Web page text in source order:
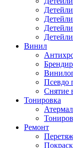
Винил
Псевдо
Снятие
Тонировка
Ремонт